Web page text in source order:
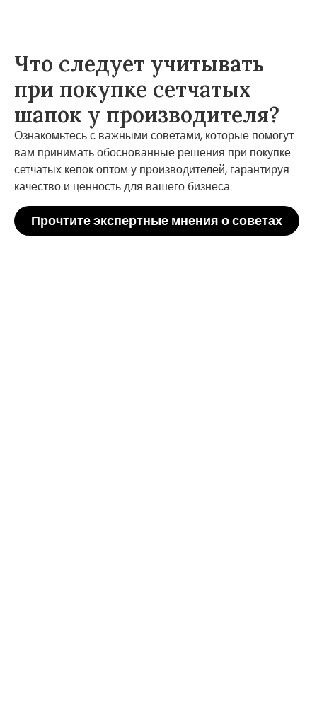
Что следует учитывать
при покупке сетчатых
шапок у производителя?
Ознакомьтесь с важными советами, которые помогут
вам принимать обоснованные решения при покупке
сетчатых кепок оптом у производителей, гарантируя
качество и ценность для вашего бизнеса.
Прочтите экспертные мнения о советах